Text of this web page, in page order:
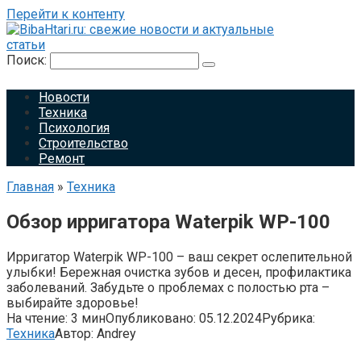
Перейти к контенту
Поиск:
Новости
Техника
Психология
Строительство
Ремонт
Главная » Техника
Обзор ирригатора Waterpik WP-100
Ирригатор Waterpik WP-100 – ваш секрет ослепительной
улыбки! Бережная очистка зубов и десен, профилактика
заболеваний. Забудьте о проблемах с полостью рта –
выбирайте здоровье!
На чтение: 3 минОпубликовано: 05.12.2024Рубрика:
ТехникаАвтор: Andrey